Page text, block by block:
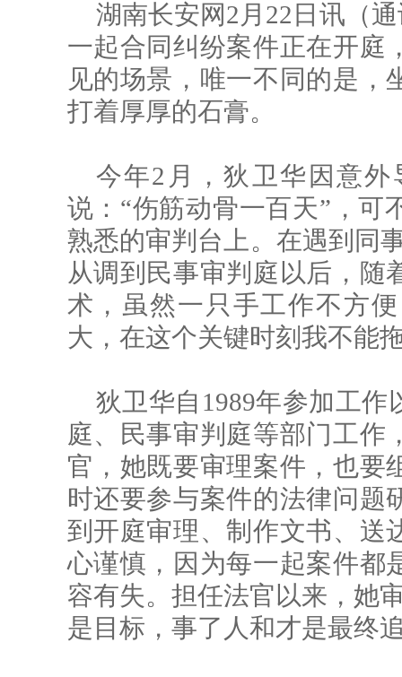
湖南长安网2月22日讯（
一起合同纠纷案件正在开庭
见的场景，唯一不同的是，
打着厚厚的石膏。
今年2月，狄卫华因意
说：“伤筋动骨一百天”，可
熟悉的审判台上。在遇到同
从调到民事审判庭以后，随
术，虽然一只手工作不方
大，在这个关键时刻我不能
狄卫华自1989年参加工
庭、民事审判庭等部门工作
官，她既要审理案件，也要
时还要参与案件的法律问题
到开庭审理、制作文书、送
心谨慎，因为每一起案件都
容有失。担任法官以来，她
是目标，事了人和才是最终